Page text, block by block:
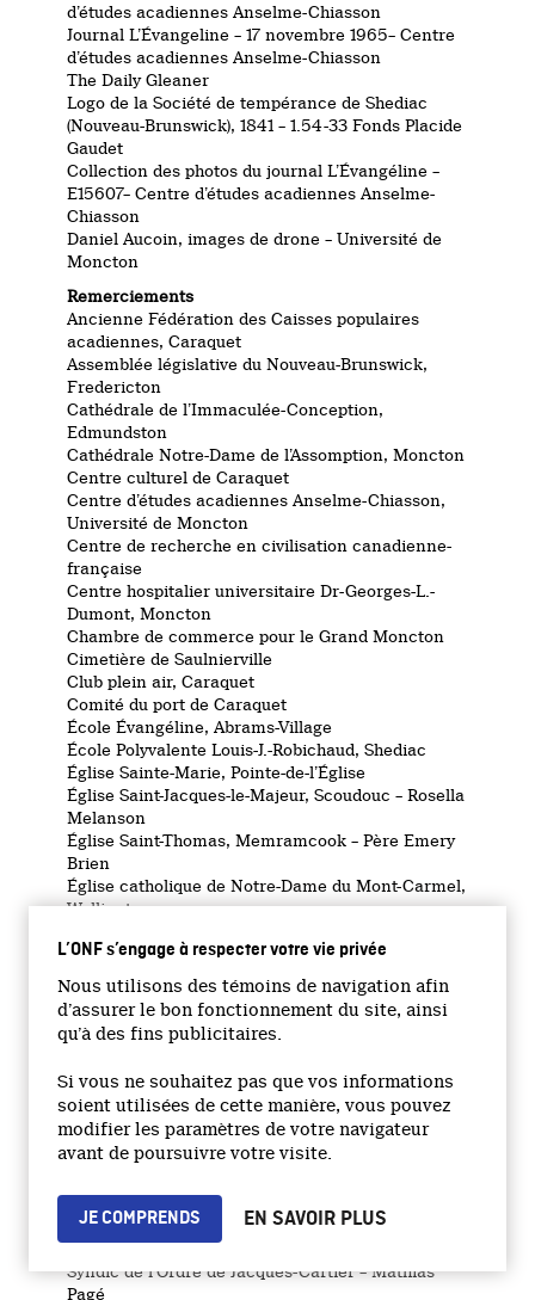
L’ONF s’engage à respecter votre vie privée
Nous utilisons des témoins de navigation afin
d’assurer le bon fonctionnement du site, ainsi
qu’à des fins publicitaires.
Si vous ne souhaitez pas que vos informations
soient utilisées de cette manière, vous pouvez
modifier les paramètres de votre navigateur
avant de poursuivre votre visite.
JE COMPRENDS EN SAVOIR PLUS
d’études acadiennes Anselme-Chiasson
Journal L’Évangeline – 17 novembre 1965– Centre
d’études acadiennes Anselme-Chiasson
The Daily Gleaner
Logo de la Société de tempérance de Shediac
(Nouveau-Brunswick), 1841 – 1.54-33 Fonds Placide
Gaudet
Collection des photos du journal L’Évangéline –
E15607– Centre d’études acadiennes Anselme-
Chiasson
Daniel Aucoin, images de drone – Université de
Moncton
Remerciements
Ancienne Fédération des Caisses populaires
acadiennes, Caraquet
Assemblée législative du Nouveau-Brunswick,
Fredericton
Cathédrale de l’Immaculée-Conception,
Edmundston
Cathédrale Notre-Dame de l’Assomption, Moncton
Centre culturel de Caraquet
Centre d’études acadiennes Anselme-Chiasson,
Université de Moncton
Centre de recherche en civilisation canadienne-
française
Centre hospitalier universitaire Dr-Georges-L.-
Dumont, Moncton
Chambre de commerce pour le Grand Moncton
Cimetière de Saulnierville
Club plein air, Caraquet
Comité du port de Caraquet
École Évangéline, Abrams-Village
École Polyvalente Louis-J.-Robichaud, Shediac
Église Sainte-Marie, Pointe-de-l’Église
Église Saint-Jacques-le-Majeur, Scoudouc – Rosella
Melanson
Église Saint-Thomas, Memramcook – Père Emery
Brien
Église catholique de Notre-Dame du Mont-Carmel,
Wellington
Groupe Fari, Campbellton
Hôpital de Caraquet
Le Richelieu, Meteghan River
Lieu historique national de Grand-Pré
Local Scouts, Grand-Sault
Musée acadien de Caraquet
Musée acadien de l’Université de Moncton
Musée naval de Québec
Old Orangists Hall
Pays de la Sagouine
Radio CKLE
Sanctuaire Sainte-Anne-du-Bocage, Caraquet
Syndic de l’Ordre de Jacques-Cartier – Mathias
Pagé